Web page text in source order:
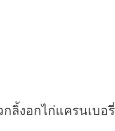
กลิ้งอกไก่แครนเบอรี่